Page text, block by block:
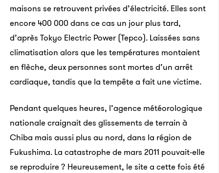
maisons se retrouvent privées d’électricité. Elles sont
encore 400 000 dans ce cas un jour plus tard,
d’après Tokyo Electric Power (Tepco). Laissées sans
climatisation alors que les températures montaient
en flèche, deux personnes sont mortes d’un arrêt
cardiaque, tandis que la tempête a fait une victime.
Pendant quelques heures, l’agence météorologique
nationale craignait des glissements de terrain à
Chiba mais aussi plus au nord, dans la région de
Fukushima. La catastrophe de mars 2011 pouvait-elle
se reproduire ? Heureusement, le site a cette fois été